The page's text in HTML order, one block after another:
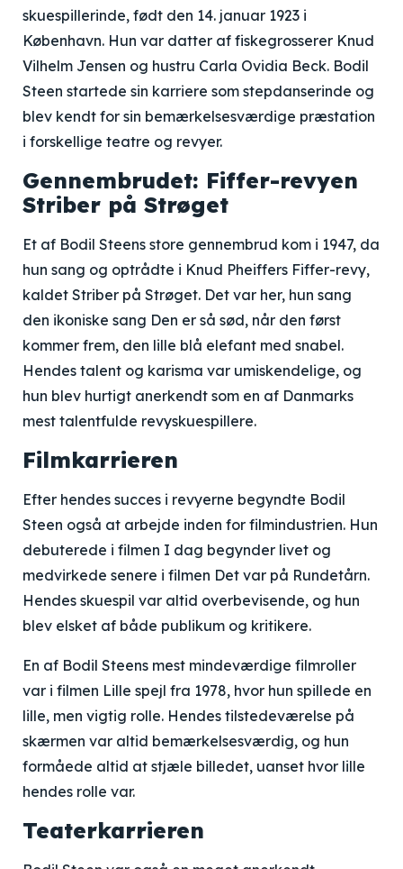
skuespillerinde, født den 14. januar 1923 i
København. Hun var datter af fiskegrosserer Knud
Vilhelm Jensen og hustru Carla Ovidia Beck. Bodil
Steen startede sin karriere som stepdanserinde og
blev kendt for sin bemærkelsesværdige præstation
i forskellige teatre og revyer.
Gennembrudet: Fiffer-revyen
Striber på Strøget
Et af Bodil Steens store gennembrud kom i 1947, da
hun sang og optrådte i Knud Pheiffers Fiffer-revy,
kaldet Striber på Strøget. Det var her, hun sang
den ikoniske sang Den er så sød, når den først
kommer frem, den lille blå elefant med snabel.
Hendes talent og karisma var umiskendelige, og
hun blev hurtigt anerkendt som en af Danmarks
mest talentfulde revyskuespillere.
Filmkarrieren
Efter hendes succes i revyerne begyndte Bodil
Steen også at arbejde inden for filmindustrien. Hun
debuterede i filmen I dag begynder livet og
medvirkede senere i filmen Det var på Rundetårn.
Hendes skuespil var altid overbevisende, og hun
blev elsket af både publikum og kritikere.
En af Bodil Steens mest mindeværdige filmroller
var i filmen Lille spejl fra 1978, hvor hun spillede en
lille, men vigtig rolle. Hendes tilstedeværelse på
skærmen var altid bemærkelsesværdig, og hun
formåede altid at stjæle billedet, uanset hvor lille
hendes rolle var.
Teaterkarrieren